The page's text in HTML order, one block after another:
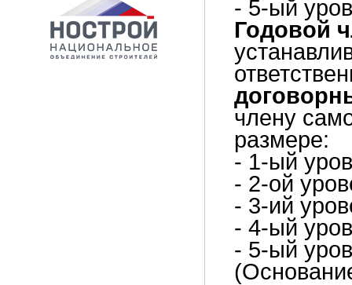
- 5-ый
Годовой
члену
размере:
- 1-ый
- 2-ой
- 3-ий
- 4-ый
- 5-ый